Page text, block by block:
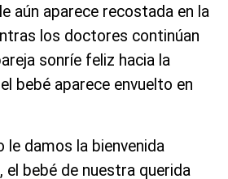
aún aparece recostada en la
los doctores continúan
sonríe feliz hacia la
bebé aparece envuelto en
le damos la bienvenida
el bebé de nuestra querida